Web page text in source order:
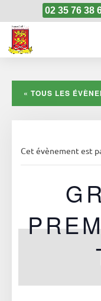
02 35 76 38
« TOUS LES
Cet évènement est